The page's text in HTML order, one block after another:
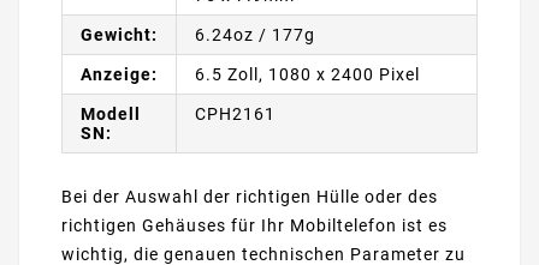
Gewicht: 6.24oz / 177g
Anzeige: 6.5 Zoll, 1080 x 2400 Pixel
Modell
SN:
CPH2161
Bei der Auswahl der richtigen Hülle oder des
richtigen Gehäuses für Ihr Mobiltelefon ist es
wichtig, die genauen technischen Parameter zu